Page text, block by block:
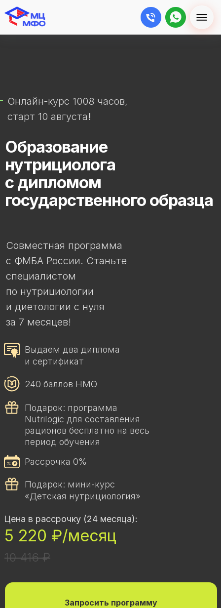
Запросить программу
Образование
нутрициолога
с дипломом
государственного образца
Выдаем два диплома
и сертификат
Онлайн-курс 1008 часов,
старт 10 августа!
Рассрочка 0%
Подарок: программа
Nutrilogic для составления
рационов бесплатно на весь
период обучения
240 баллов НМО
Совместная программа
с ФМБА России. Станьте
специалистом
по нутрициологии
и диетологии с нуля
за 7 месяцев!
10 416 ₽
5 220 ₽/месяц
Цена в рассрочку (24 месяца):
Подарок: мини-курс
«Детская нутрициология»